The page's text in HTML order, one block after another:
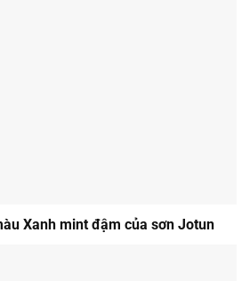
Xanh mint đậm của sơn Jotun